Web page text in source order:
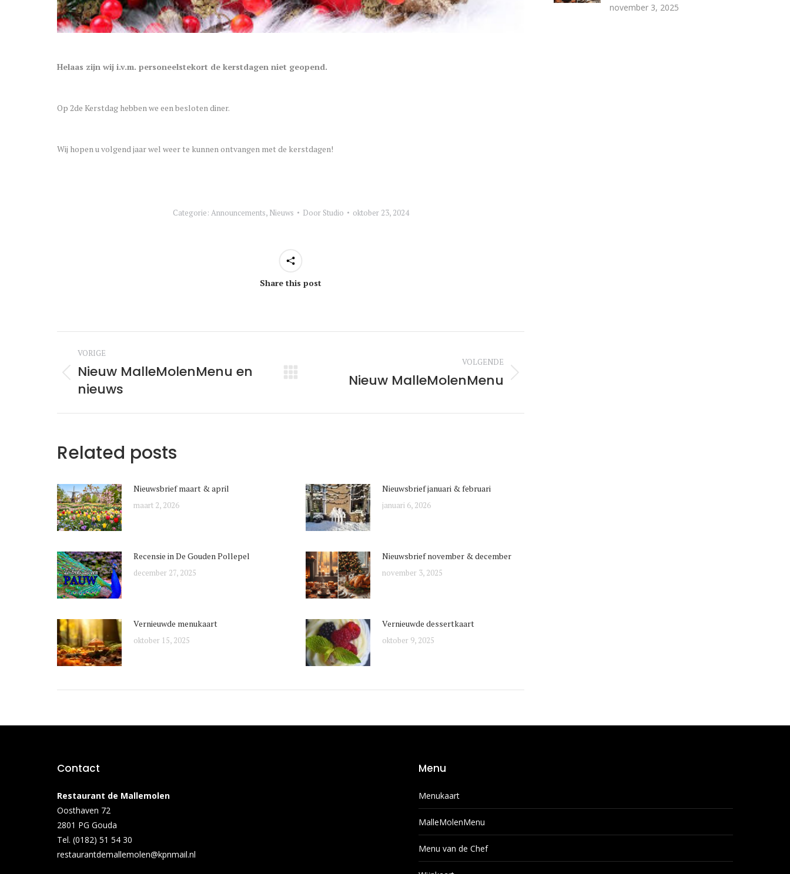
Helaas zijn wij i.v.m. personeelstekort de kerstdagen niet geopend.
Op 2de Kerstdag hebben we een besloten diner.
Wij hopen u volgend jaar wel weer te kunnen ontvangen met de kerstdagen!
Categorie: Announcements, Nieuws Door Studio oktober 23, 2024
Share this post
Berichtnavigatie
VORIGE
Vorige
bericht:
Nieuw MalleMolenMenu en
nieuws
VOLGENDE
VolgendeNieuw MalleMolenMenu
Related posts
Nieuwsbrief maart & april
maart 2, 2026
Nieuwsbrief januari & februari
januari 6, 2026
Recensie in De Gouden Pollepel
december 27, 2025
Nieuwsbrief november & december
november 3, 2025
Vernieuwde menukaart
oktober 15, 2025
Vernieuwde dessertkaart
oktober 9, 2025
november 3, 2025
Contact
Restaurant de Mallemolen
Oosthaven 72
2801 PG Gouda
Tel. (0182) 51 54 30
restaurantdemallemolen@kpnmail.nl
Menu
Menukaart
MalleMolenMenu
Menu van de Chef